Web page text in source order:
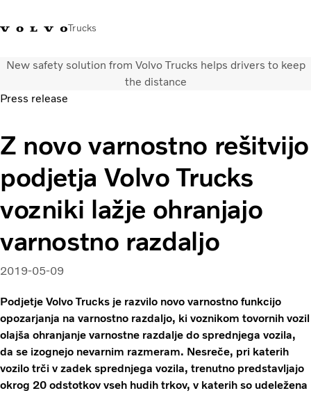
Trucks
+386 1 500 10 60Volvo Trucks Slovenija kontakti Volvo Trucks StoreSlovenija
Tovorna vozila
Storitve
Iskalnik servisov
Novice
O nas
Obrnite se na nas
New safety solution from Volvo Trucks helps drivers to keep
the distance
Press release
Z novo varnostno rešitvijo
podjetja Volvo Trucks
vozniki lažje ohranjajo
varnostno razdaljo
2019-05-09
Podjetje Volvo Trucks je razvilo novo varnostno funkcijo
opozarjanja na varnostno razdaljo, ki voznikom tovornih vozil
olajša ohranjanje varnostne razdalje do sprednjega vozila,
da se izognejo nevarnim razmeram. Nesreče, pri katerih
vozilo trči v zadek sprednjega vozila, trenutno predstavljajo
okrog 20 odstotkov vseh hudih trkov, v katerih so udeležena